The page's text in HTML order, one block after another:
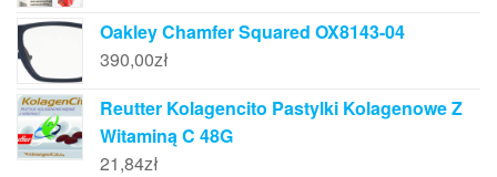
Oakley Chamfer Squared OX8143-04
390,00zł
Reutter Kolagencito Pastylki Kolagenowe Z
Witaminą C 48G
21,84zł